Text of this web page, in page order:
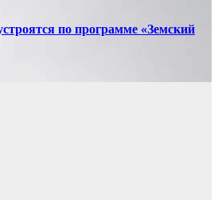
по программе «Земский